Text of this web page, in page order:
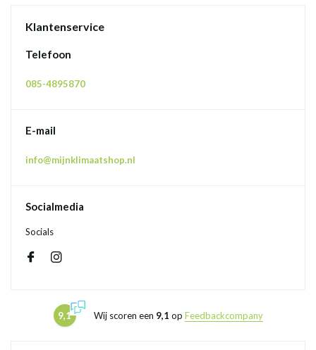
Klantenservice
Telefoon
085-4895870
E-mail
info@mijnklimaatshop.nl
Socialmedia
Socials
9,1 Wij scoren een 9,1 op Feedbackcompany